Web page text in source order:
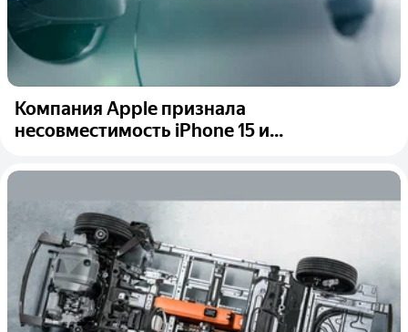
Компания Apple признала
несовместимость iPhone 15 и...